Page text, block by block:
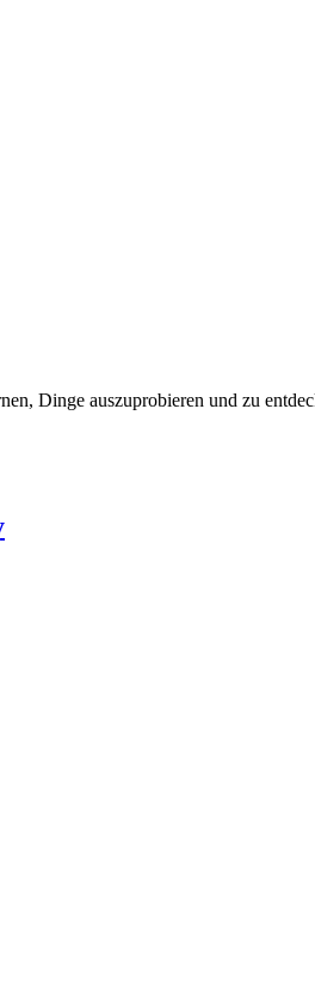
Dinge auszuprobieren und zu